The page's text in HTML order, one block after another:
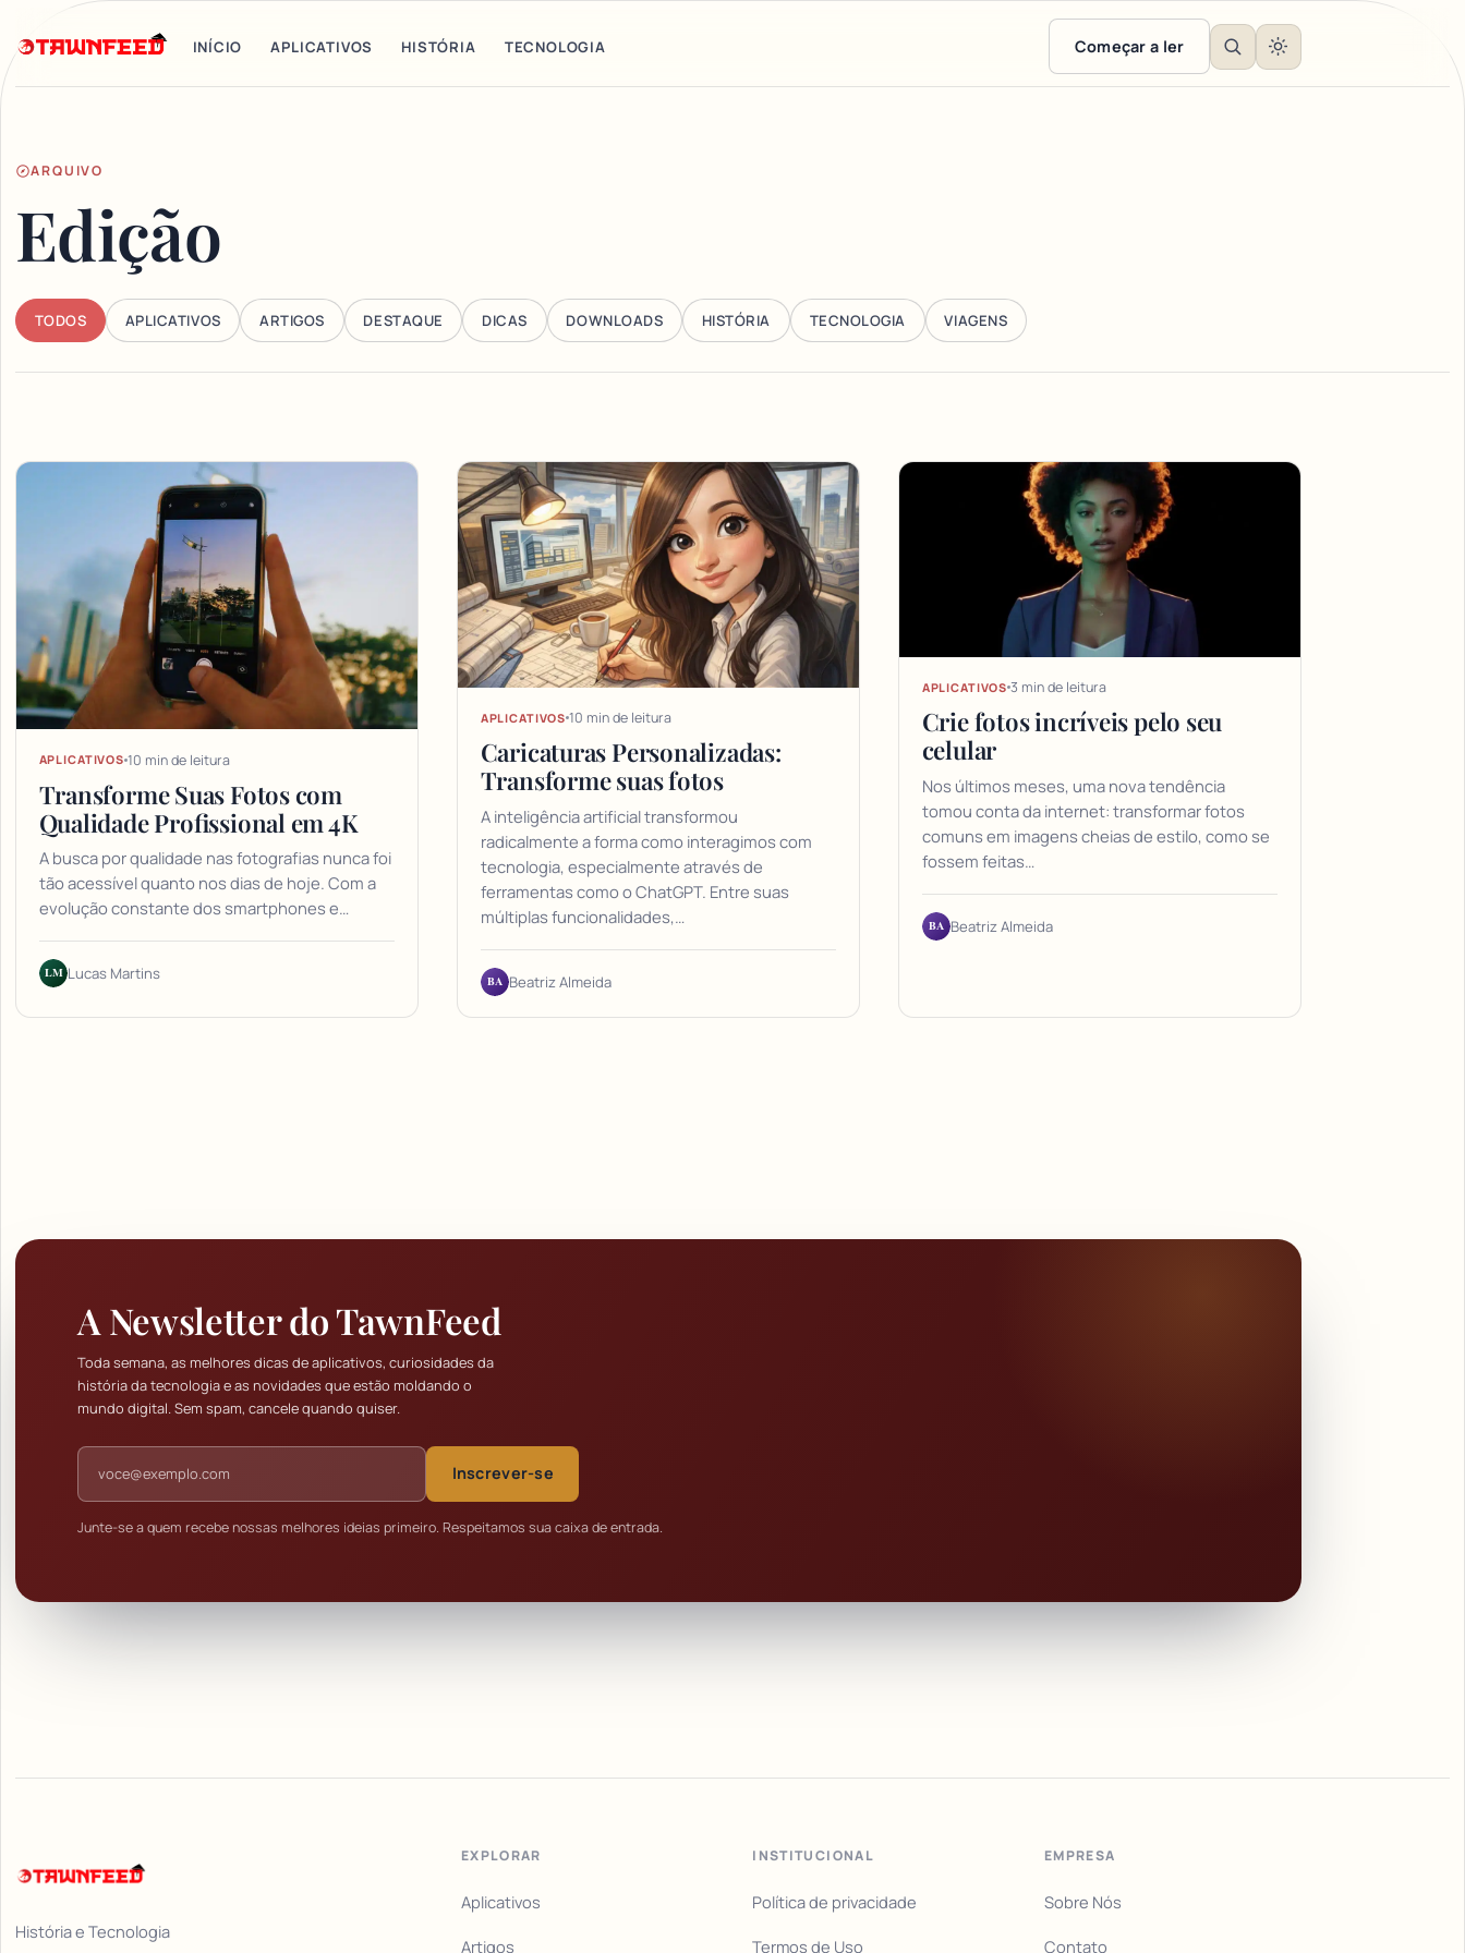
INÍCIO APLICATIVOS HISTÓRIA TECNOLOGIA Começar a ler
ARQUIVO
Edição
TODOS APLICATIVOS ARTIGOS DESTAQUE DICAS DOWNLOADS HISTÓRIA TECNOLOGIA VIAGENS
Articles
APLICATIVOS 10 min de leitura
Transforme Suas Fotos com
Qualidade Profissional em 4K
A busca por qualidade nas fotografias nunca foi
tão acessível quanto nos dias de hoje. Com a
evolução constante dos smartphones e…
LM Lucas Martins
APLICATIVOS 10 min de leitura
Caricaturas Personalizadas:
Transforme suas fotos
A inteligência artificial transformou
radicalmente a forma como interagimos com
tecnologia, especialmente através de
ferramentas como o ChatGPT. Entre suas
múltiplas funcionalidades,…
BA Beatriz Almeida
APLICATIVOS 3 min de leitura
Crie fotos incríveis pelo seu
celular
Nos últimos meses, uma nova tendência
tomou conta da internet: transformar fotos
comuns em imagens cheias de estilo, como se
fossem feitas…
BA Beatriz Almeida
A Newsletter do TawnFeed
Toda semana, as melhores dicas de aplicativos, curiosidades da
história da tecnologia e as novidades que estão moldando o
mundo digital. Sem spam, cancele quando quiser.
Endereço de e-mail
Inscrever-se
Junte-se a quem recebe nossas melhores ideias primeiro. Respeitamos sua caixa de entrada.
História e Tecnologia
EXPLORAR
Aplicativos
Artigos
INSTITUCIONAL
Política de privacidade
Termos de Uso
EMPRESA
Sobre Nós
Contato